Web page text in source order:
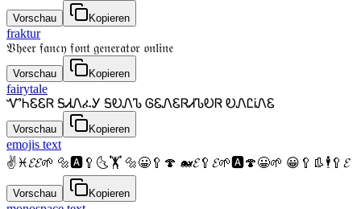
Vorschau Kopieren
fraktur
𝔙𝔥𝔢𝔢𝔯 𝔣𝔞𝔫𝔠𝔶 𝔣𝔬𝔫𝔱 𝔤𝔢𝔫𝔢𝔯𝔞𝔱𝔬𝔯 𝔬𝔫𝔩𝔦𝔫𝔢
Vorschau Kopieren
fairytale
ᏉᏂᏋᏋᏒ ᎦᏗᏁፈᎩ ᎦᎧᏁᏖ ᎶᏋᏁᏋᏒᏗᏖᎧᏒ ᎧᏁᏝᎥᏁᏋ
Vorschau Kopieren
emojis text
✌♓𝓔𝓔🌱 🔩🅰🥄🌜🏋 🔩😀🥄🍄 🐋𝓔🥄𝓔🌱🅰🍄😀🌱 😀🥄👢🕴🥄𝓔
Vorschau Kopieren